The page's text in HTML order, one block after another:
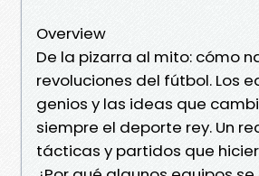
Overview
De la pizarra al mito: cómo
revoluciones del fútbol. Los
genios y las ideas que
siempre el deporte rey. Un
tácticas y partidos que